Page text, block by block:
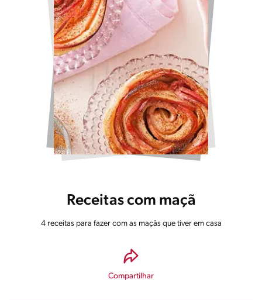
Receitas com maçã
4 receitas para fazer com as maçãs que tiver em casa
Compartilhar